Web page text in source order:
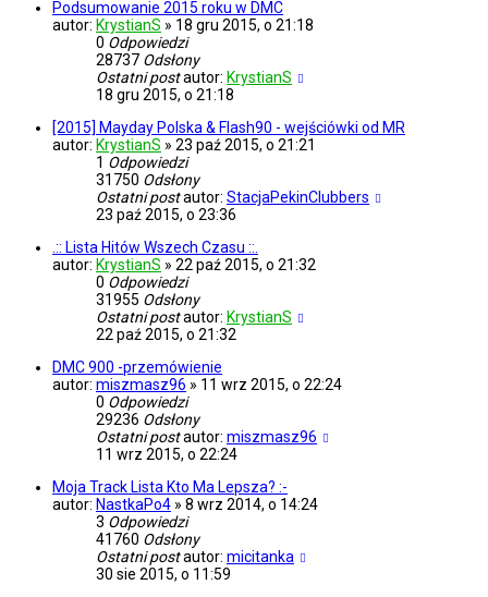
Podsumowanie 2015 roku w DMC
autor: KrystianS » 18 gru 2015, o 21:18
0 Odpowiedzi
28737 Odsłony
Ostatni postautor: KrystianS
18 gru 2015, o 21:18
[2015] Mayday Polska & Flash90 - wejściówki od MR
autor: KrystianS » 23 paź 2015, o 21:21
1 Odpowiedzi
31750 Odsłony
Ostatni postautor: StacjaPekinClubbers
23 paź 2015, o 23:36
.:: Lista Hitów Wszech Czasu ::.
autor: KrystianS » 22 paź 2015, o 21:32
0 Odpowiedzi
31955 Odsłony
Ostatni postautor: KrystianS
22 paź 2015, o 21:32
DMC 900 -przemówienie
autor: miszmasz96 » 11 wrz 2015, o 22:24
0 Odpowiedzi
29236 Odsłony
Ostatni postautor: miszmasz96
11 wrz 2015, o 22:24
Moja Track Lista Kto Ma Lepsza? :-
autor: NastkaPo4 » 8 wrz 2014, o 14:24
3 Odpowiedzi
41760 Odsłony
Ostatni postautor: micitanka
30 sie 2015, o 11:59